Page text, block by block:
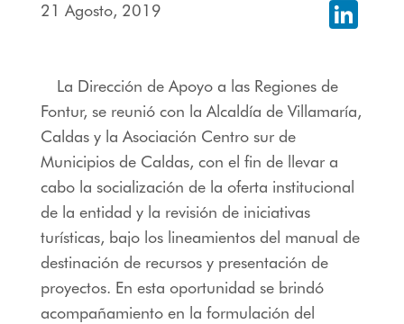
21 Agosto, 2019
La Dirección de Apoyo a las Regiones de
Fontur, se reunió con la Alcaldía de Villamaría,
Caldas y la Asociación Centro sur de
Municipios de Caldas, con el fin de llevar a
cabo la socialización de la oferta institucional
de la entidad y la revisión de iniciativas
turísticas, bajo los lineamientos del manual de
destinación de recursos y presentación de
proyectos. En esta oportunidad se brindó
acompañamiento en la formulación del